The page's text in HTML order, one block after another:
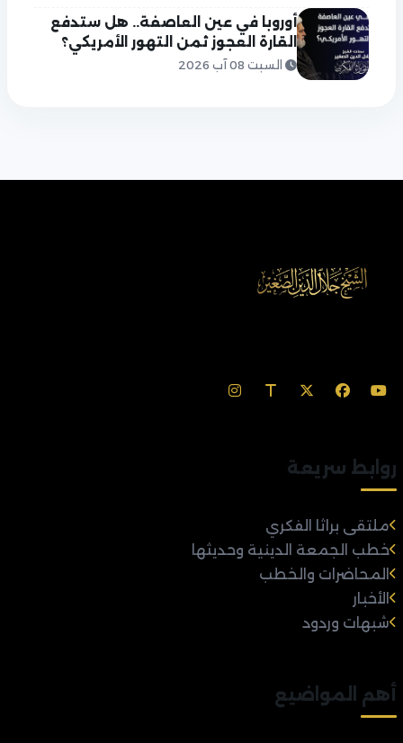
أوروبا في عين العاصفة.. هل ستدفع
القارة العجوز ثمن التهور الأمريكي؟
السبت 08 آب 2026
روابط سريعة
ملتقى براثا الفكري
خطب الجمعة الدينية وحديثها
المحاضرات والخطب
الأخبار
شبهات وردود
أهم المواضيع